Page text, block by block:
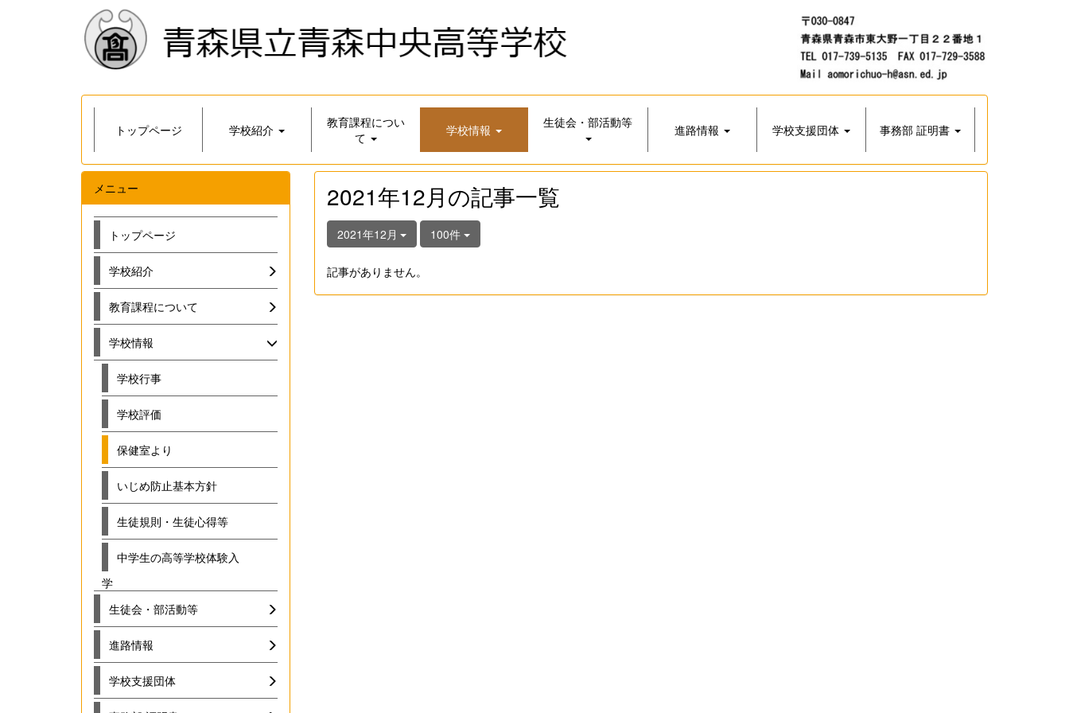
トップページ 学校紹介
教育課程につい
て
学校情報 生徒会・部活動等 進路情報 学校支援団体 事務部 証明書
2021年12月の記事一覧
2021年12月 100件
記事がありません。
メニュー
トップページ
学校紹介
教育課程について
学校情報
学校行事
学校評価
保健室より
いじめ防止基本方針
生徒規則・生徒心得等
中学生の高等学校体験入
学
生徒会・部活動等
進路情報
学校支援団体